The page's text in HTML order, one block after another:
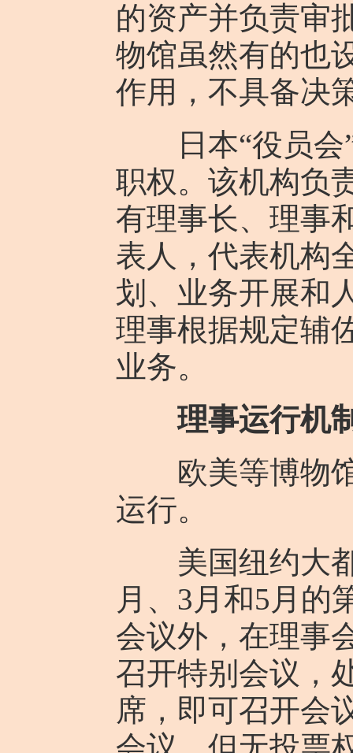
的资产并负责审
物馆虽然有的也
作用，不具备决
日本“役员会”
职权。该机构负
有理事长、理事
表人，代表机构
划、业务开展和
理事根据规定辅
业务。
理事运行机
欧美等博物馆
运行。
美国纽约大都
月、3月和5月的
会议外，在理事
召开特别会议，
席，即可召开会